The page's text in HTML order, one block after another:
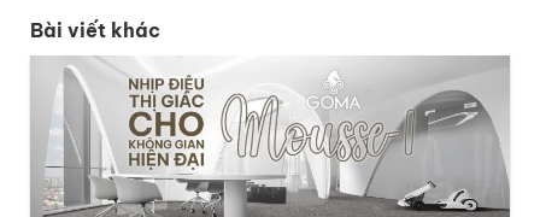
Bài viết khác